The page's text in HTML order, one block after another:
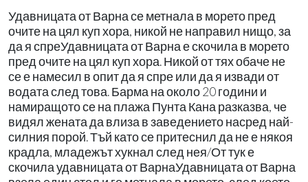
Удавницата от Варна се метнала в морето пред
очите на цял куп хора, никой не направил нищо, за
да я спреУдавницата от Варна е скочила в морето
пред очите на цял куп хора. Никой от тях обаче не
се е намесил в опит да я спре или да я извади от
водата след това. Барма на около 20 години и
намиращото се на плажа Пунта Кана разказва, че
видял жената да влиза в заведението насред най-
силния порой. Тъй като се притеснил да не е някоя
крадла, младежът хукнал след нея/От тук е
скочила удавницата от ВарнаУдавницата от Варна